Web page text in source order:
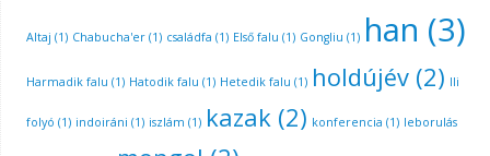
Altaj (1) Chabucha'er(1) családfa (1) Első falu (1) Gongliu (1) han (3)
Harmadik falu (1) Hatodik falu (1) Hetedik falu (1) holdújév(2) Ili
folyó (1) indoiráni (1) iszlám (1) kazak(2) konferencia (1) leborulás